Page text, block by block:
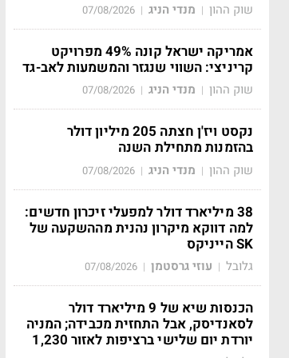
שוק ההון | מנדי הניג |
07/08/2026
אמריקה ישראל קונה 49% מפרויקט
קריניצי: השווי שנגזר והמשמעות לאב-גד
שוק ההון | מנדי הניג |
07/08/2026
נקסט ויז'ן חצתה 205 מיליון דולר
בהזמנות מתחילת השנה
שוק ההון | מנדי הניג |
07/08/2026
38 מיליארד דולר למפעלי זיכרון חדשים:
למה דווקא מיקרון נהנית מההשקעה של
SK הייניקס
גלובל | עוזי גרסטמן |
07/08/2026
הכנסות שיא של 9 מיליארד דולר
לסאנדיסק, אבל התחזית מכבידה; המניה
יורדת יום שלישי ברציפות לאזור 1,230